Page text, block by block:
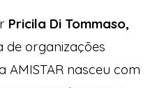
Pricila Di Tommaso,
de organizações
AMISTAR nasceu com